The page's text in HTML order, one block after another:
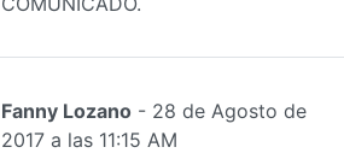
Fanny Lozano - 28 de Agosto de
2017 a las 11:15 AM